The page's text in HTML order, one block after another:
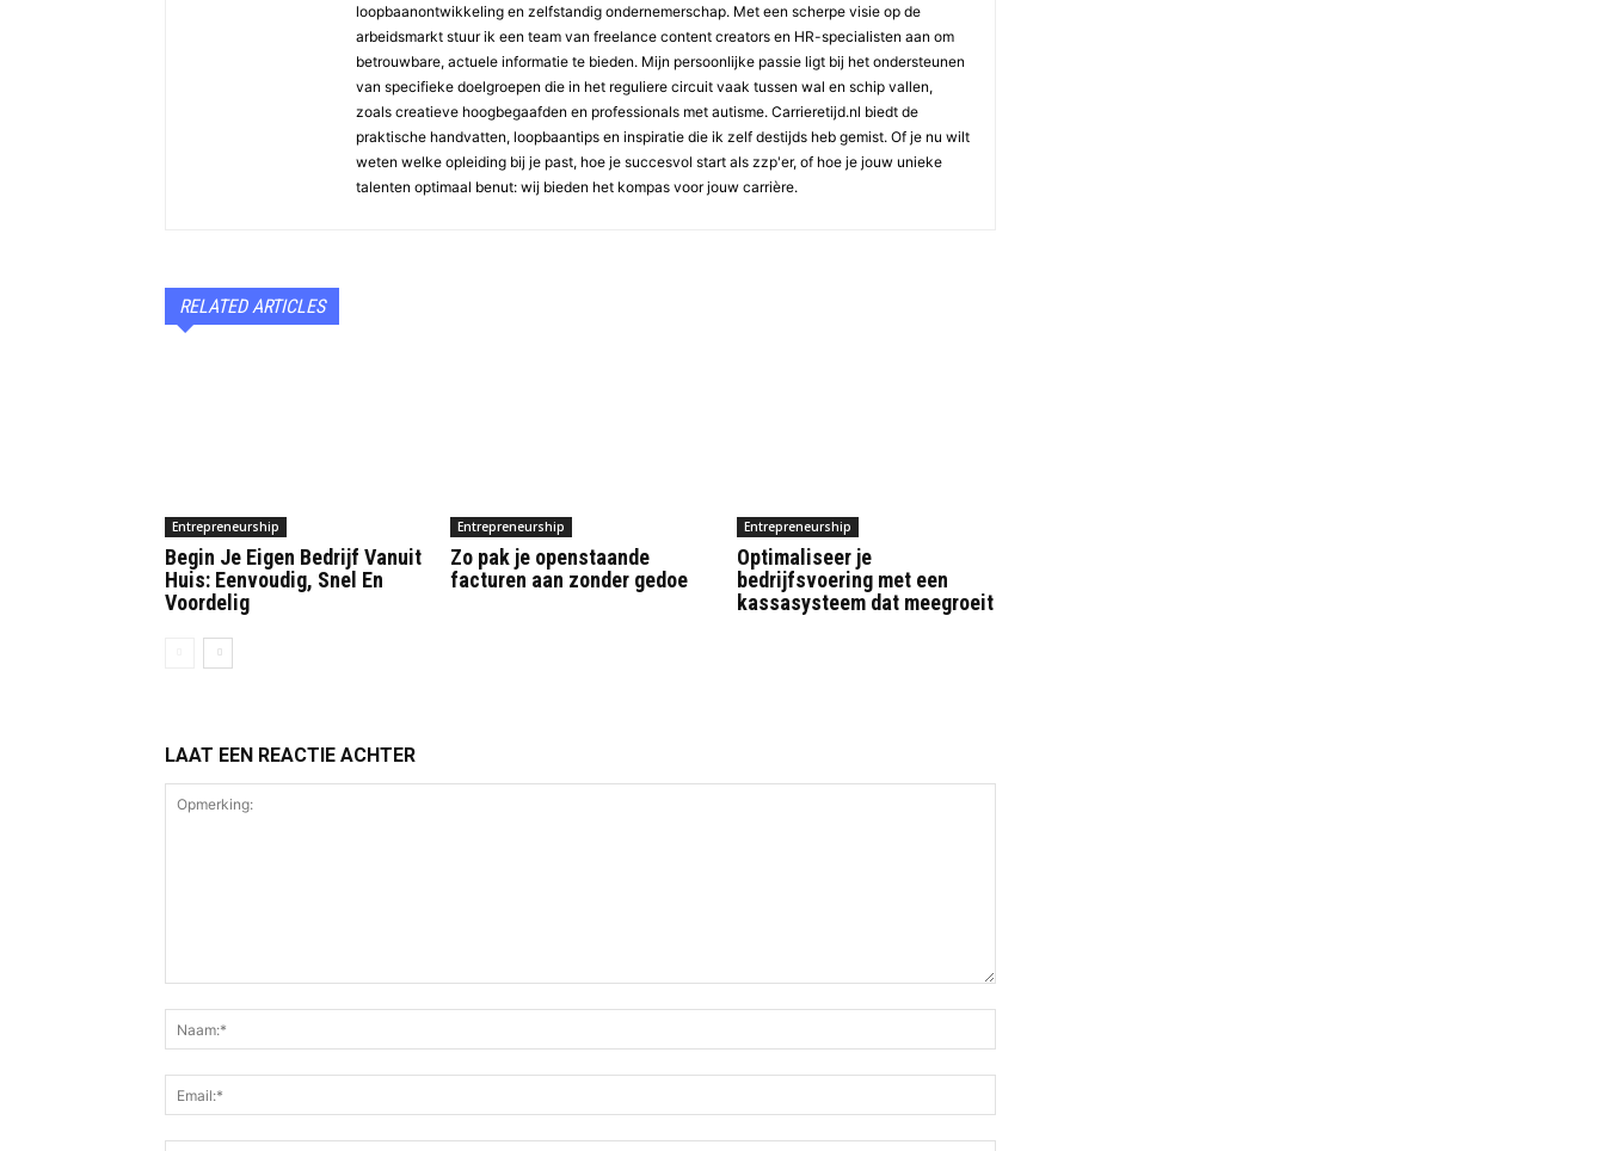
loopbaanontwikkeling en zelfstandig ondernemerschap. Met een scherpe visie op de
arbeidsmarkt stuur ik een team van freelance content creators en HR-specialisten aan om
betrouwbare, actuele informatie te bieden. Mijn persoonlijke passie ligt bij het ondersteunen
van specifieke doelgroepen die in het reguliere circuit vaak tussen wal en schip vallen,
zoals creatieve hoogbegaafden en professionals met autisme. Carrieretijd.nl biedt de
praktische handvatten, loopbaantips en inspiratie die ik zelf destijds heb gemist. Of je nu wilt
weten welke opleiding bij je past, hoe je succesvol start als zzp'er, of hoe je jouw unieke
talenten optimaal benut: wij bieden het kompas voor jouw carrière.
RELATED ARTICLES
Entrepreneurship
Begin Je Eigen Bedrijf Vanuit
Huis: Eenvoudig, Snel En
Voordelig
Entrepreneurship
Zo pak je openstaande
facturen aan zonder gedoe
Entrepreneurship
Optimaliseer je
bedrijfsvoering met een
kassasysteem dat meegroeit
LAAT EEN REACTIE ACHTER